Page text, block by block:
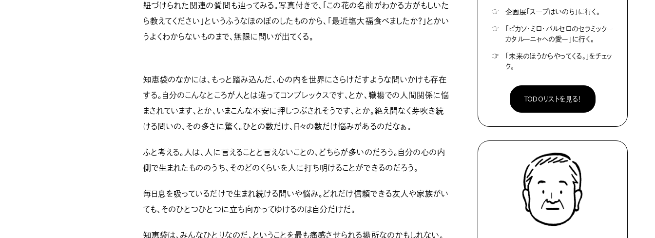
紐づけられた関連の質問も辿ってみる。写真付きで、「この花の名前がわかる方がもしいた
ら教えてください」というふうなほのぼのしたものから、「最近塩大福食べましたか？」とかい
うよくわからないものまで、無限に問いが出てくる。
知恵袋のなかには、もっと踏み込んだ、心の内を世界にさらけだすような問いかけも存在
する。自分のこんなところが人とは違ってコンプレックスです、とか、職場での人間関係に悩
まされています、とか、いまこんな不安に押しつぶされそうです、とか。絶え間なく芽吹き続
ける問いの、その多さに驚く。ひとの数だけ、日々の数だけ悩みがあるのだなぁ。
ふと考える。人は、人に言えることと言えないことの、どちらが多いのだろう。自分の心の内
側で生まれたもののうち、そのどのくらいを人に打ち明けることができるのだろう。
毎日息を吸っているだけで生まれ続ける問いや悩み。どれだけ信頼できる友人や家族がい
ても、そのひとつひとつに立ち向かってゆけるのは自分だけだ。
知恵袋は、みんなひとりなのだ、ということを最も痛感させられる場所なのかもしれない。
☞
企画展「スープはいのち」に行く。
☞
「ピカソ・ミロ・バルセロのセラミックー
カタルーニャへの愛ー」に行く。
☞
「未来のほうからやってくる。」をチェッ
ク。
TODOリストを見る！